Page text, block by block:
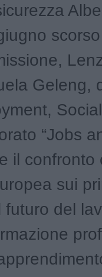
Geleng,
“Jobs
il confronto
sui
futuro del